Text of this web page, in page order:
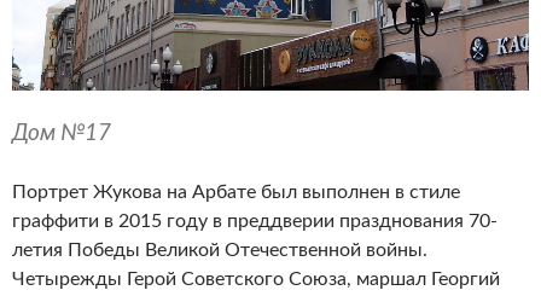
Дом №17
Портрет Жукова на Арбате был выполнен в стиле
граффити в 2015 году в преддверии празднования 70-
летия Победы Великой Отечественной войны.
Четырежды Герой Советского Союза, маршал Георгий